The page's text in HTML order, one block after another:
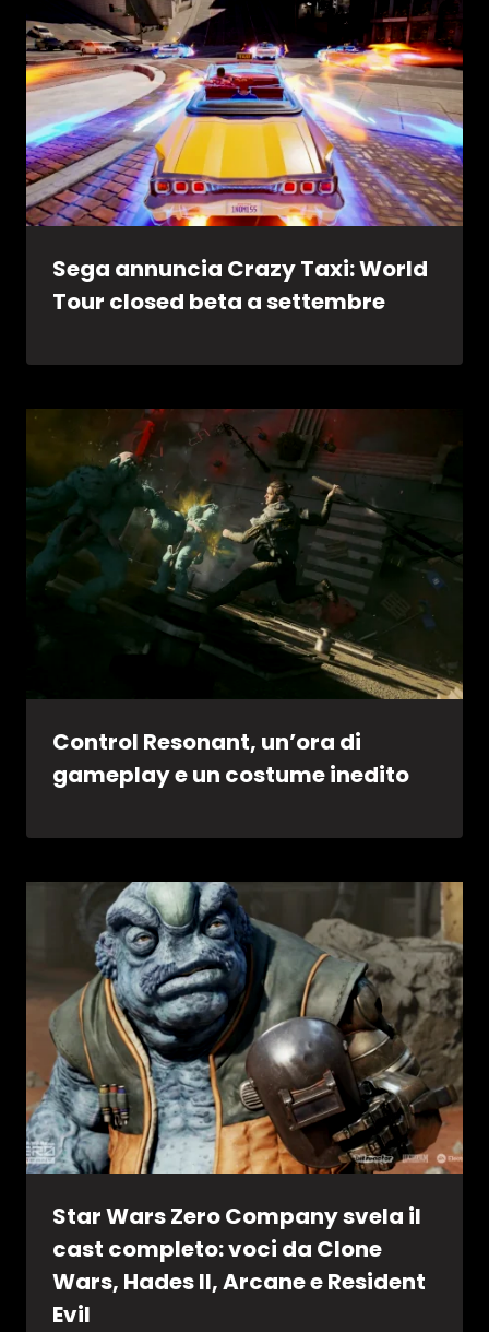
Sega annuncia Crazy Taxi: World
Tour closed beta a settembre
Control Resonant, un’ora di
gameplay e un costume inedito
Star Wars Zero Company svela il
cast completo: voci da Clone
Wars, Hades II, Arcane e Resident
Evil